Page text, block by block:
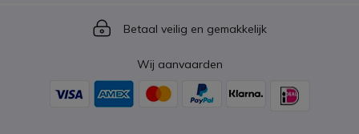
Icon
Betaal veilig en gemakkelijk
Wij aanvaarden